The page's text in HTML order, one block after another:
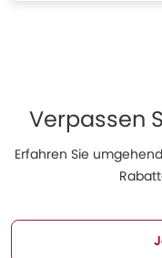
Verpassen
Erfahren Sie